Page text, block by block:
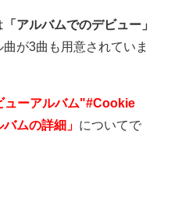
「アルバムでのデビュー」
が3曲も用意されていま
ューアルバム"#Cookie
ムの詳細」 についてで